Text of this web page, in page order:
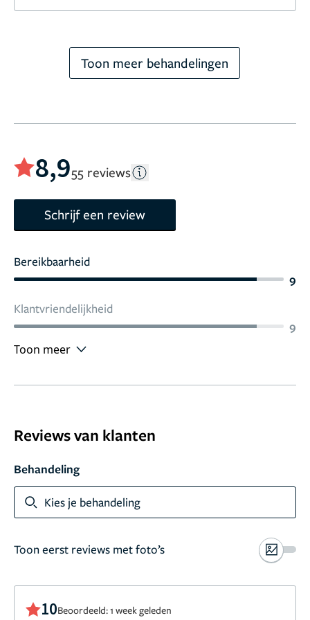
Toon meer behandelingen
8,955 reviews
Schrijf een review
Bereikbaarheid
9
Klantvriendelijkheid
9
Toon meer
Reviews van klanten
Behandeling
Kies je behandeling
Toon eerst reviews met foto’s
10Beoordeeld: 1 week geleden